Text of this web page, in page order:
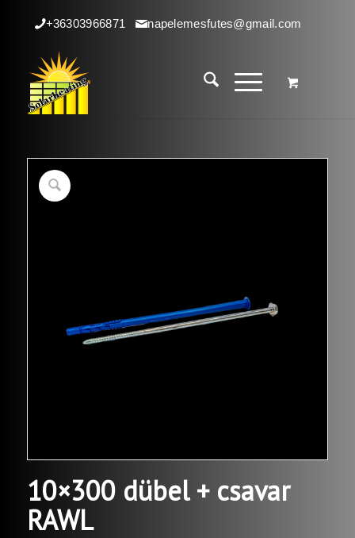
+36303966871 napelemesfutes@gmail.com
10×300 dübel + csavar
RAWL